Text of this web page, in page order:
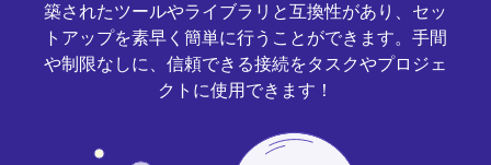
築されたツールやライブラリと互換性があり、セッ
トアップを素早く簡単に行うことができます。手間
や制限なしに、信頼できる接続をタスクやプロジェ
クトに使用できます！